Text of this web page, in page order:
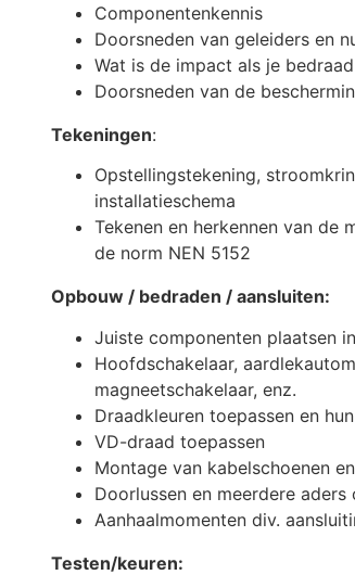
Componentenkennis
Doorsneden van geleiders en
Wat is de impact als je
Doorsneden van de
Tekeningen:
Opstellingstekening,
installatieschema
Tekenen en herkennen van de
de norm NEN 5152
Opbouw / bedraden / aansluiten:
Juiste componenten plaatsen
Hoofdschakelaar,
magneetschakelaar, enz.
Draadkleuren toepassen en
VD-draad toepassen
Montage van kabelschoenen
Doorlussen en meerdere
Aanhaalmomenten div.
Testen/keuren: